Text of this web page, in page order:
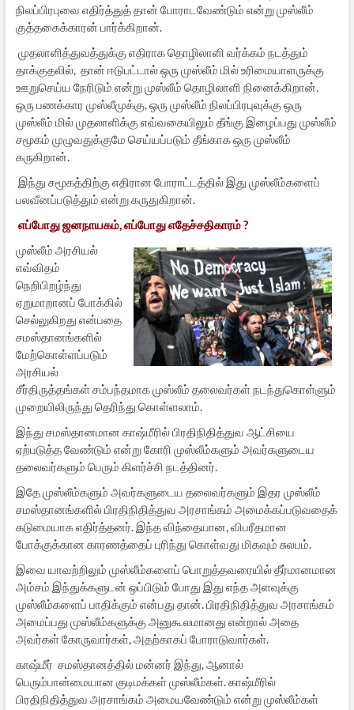
நிலப்பிரபுவை எதிர்த்துத் தான் போராடவேண்டும் என்று முஸ்லீம்
குத்தகைக்காரன் பார்க்கிறான்.
முதலாளித்துவத்துக்கு எதிராக தொழிலாளி வர்க்கம் நடத்தும்
தாக்குதலில், தான் ஈடுபட்டால் ஒரு முஸ்லீம் மில் உரிமையாளருக்கு
ஊறுசெய்ய நேரிடும் என்று முஸ்லீம் தொழிலாளி நினைக்கிறான்.
ஒரு பணக்கார முஸ்லீமுக்கு, ஒரு முஸ்லீம் நிலப்பிரபுவுக்கு ஒரு
முஸ்லீம் மில் முதலாளிக்கு எவ்வகையிலும் தீங்கு இழைப்பது முஸ்லீம்
சமூகம் முழுவதுக்குமே செய்யப்படும் தீங்காக ஒரு முஸ்லீம்
கருகிறான்.
இந்து சமூகத்திற்கு எதிரான போராட்டத்தில் இது முஸ்லீம்களைப்
பலவீனப்படுத்தும் என்று கருதுகிறான்.
எப்போது ஜனநாயகம், எப்போது எதேச்சதிகாரம் ?
முஸ்லீம் அரசியல்
எவ்விதம்
நெறிபிறழ்ந்து
ஏறுமாறானப் போக்கில்
செல்லுகிறது என்பதை
சமஸ்தானங்களில்
மேற்கொள்ளப்படும்
அரசியல்
சீர்திருத்தங்கள் சம்பந்தமாக முஸ்லீம் தலைவர்கள் நடந்துகொள்ளும்
முறையிலிருந்து தெரிந்து கொள்ளலாம்.
இந்து சமஸ்தானமான காஷ்மீரில் பிரதிநிதித்துவ ஆட்சியை
ஏற்படுத்த வேண்டும் என்று கோரி முஸ்லீம்களும் அவர்களுடைய
தலைவர்களும் பெரும் கிளர்ச்சி நடத்தினர்.
இதே முஸ்லீம்களும் அவர்களுடைய தலைவர்களும் இதர முஸ்லீம்
சமஸ்தானங்களில் பிரதிநிதித்துவ அரசாங்கம் அமைக்கப்படுவதைக்
கடுமையாக எதிர்த்தனர். இந்த விந்தையான, விபரீதமான
போக்குக்கான காரணத்தைப் புரிந்து கொள்வது மிகவும் சுலபம்.
இவை யாவற்றிலும் முஸ்லீம்களைப் பொறுத்தவரையில் தீர்மானமான
அம்சம் இந்துக்களுடன் ஒப்பிடும் போது இது எந்த அளவுக்கு
முஸ்லீம்களைப் பாதிக்கும் என்பது தான். பிரதிநிதித்துவ அரசாங்கம்
அமைப்பது முஸ்லீம்களுக்கு அனுகூலமானது என்றால் அதை
அவர்கள் கோருவார்கள், அதற்காகப் போராடுவார்கள்.
காஷ்மீர் சமஸ்தானத்தில் மன்னர் இந்து, ஆனால்
பெரும்பான்மையான குடிமக்கள் முஸ்லீம்கள். காஷ்மீரில்
பிரதிநிதித்துவ அரசாங்கம் அமையவேண்டும் என்று முஸ்லீம்கள்